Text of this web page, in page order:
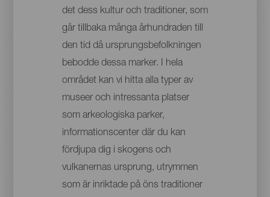
det dess kultur och traditioner, som
går tillbaka många århundraden till
den tid då ursprungsbefolkningen
bebodde dessa marker. I hela
området kan vi hitta alla typer av
museer och intressanta platser
som arkeologiska parker,
informationscenter där du kan
fördjupa dig i skogens och
vulkanernas ursprung, utrymmen
som är inriktade på öns traditioner